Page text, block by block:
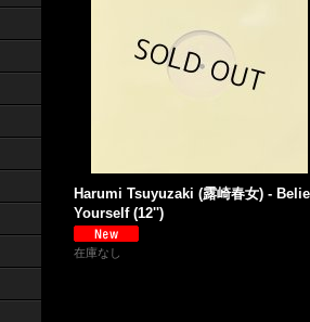
Harumi Tsuyuzaki (露崎春女) -
Yourself (12'')
在庫なし